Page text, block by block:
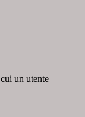
un utente